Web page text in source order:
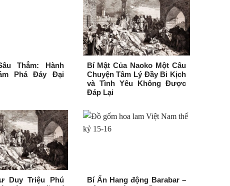
Thẳm: Hành
Phá Đáy Đại
Bí Mật Của Naoko Một Câu
Chuyện Tâm Lý Đầy Bi Kịch
và Tình Yêu Không Được
Đáp Lại
Duy Triệu Phú
Bí Ẩn Hang động Barabar –